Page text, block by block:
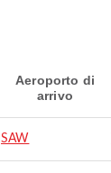
Aeroporto di
arrivo
SAW